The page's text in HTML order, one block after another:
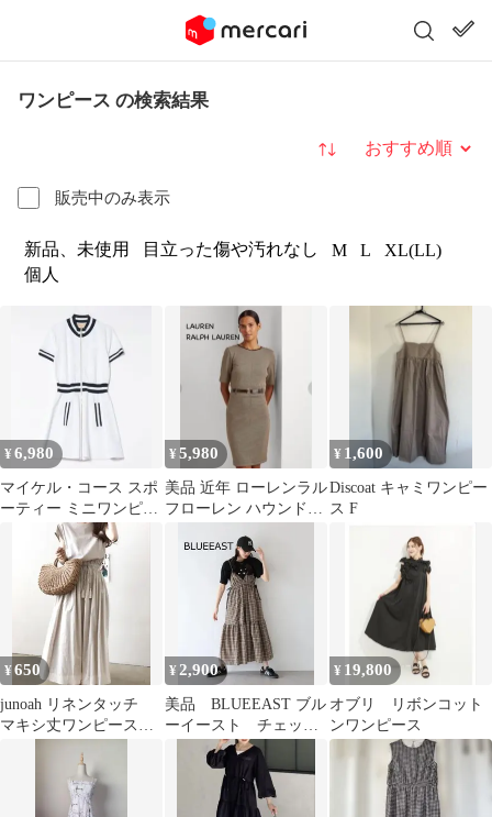
ワンピース の検索結果
販売中のみ表示
並び替え
新品、未使用 目立った傷や汚れなし M L
XL(LL)
個人
¥6,980
マイケル・コース スポ
ーティー ミニワンピー
ス ホワイト 半袖
¥5,980
美品 近年 ローレンラル
フローレン ハウンドト
ャカードドレス
¥ 1,600
Discoat キャミワンピー
ス F
¥650
junoah リネンタッチ
マキシ丈ワンピース
¥2,900
美品 BLUEEAST ブル
ーイースト チェック
柄 キャミワンピー
ス ブラウン
¥ 19,800
オブリ リボンコット
ンワンピース